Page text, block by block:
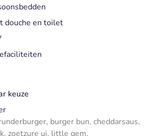
douche en toilet
keuze
burger bun, cheddarsaus,
zoetzure ui, little gem,